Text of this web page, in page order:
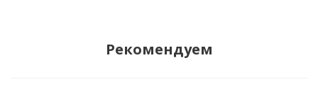
Рекомендуем